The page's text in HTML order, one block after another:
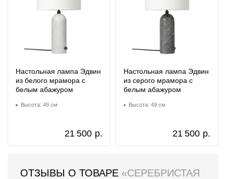
Настольная лампа Эдвин
из белого мрамора с
белым абажуром
Высота: 49 см
21 500 р.
Настольная лампа Эдвин
из серого мрамора с
белым абажуром
Высота: 49 см
21 500 р.
ОТЗЫВЫ О ТОВАРЕ «СЕРЕБРИСТАЯ